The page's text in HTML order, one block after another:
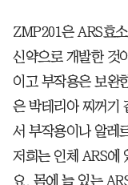
ZMP201은 ARS효
신약으로 개발한 것
이고 부작용은 보완
은 박테리아 찌꺼기
서 부작용이나 알레
저희는 인체 ARS에
요. 몸에 늘 있는